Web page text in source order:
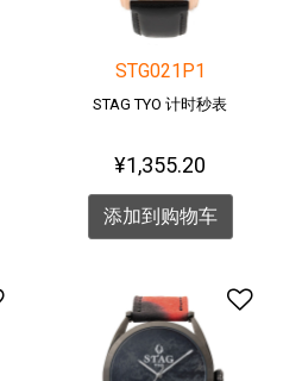
STG021P1
STAG TYO 计时秒表
¥1,355.20
添加到购物车
添加到愿望清单 添